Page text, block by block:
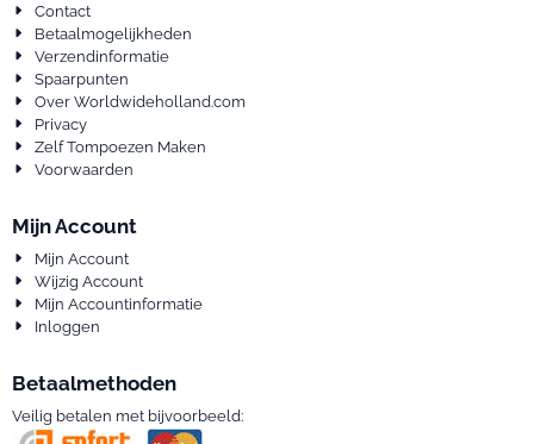
Contact
Betaalmogelijkheden
Verzendinformatie
Spaarpunten
Over Worldwideholland.com
Privacy
Zelf Tompoezen Maken
Voorwaarden
Mijn Account
Mijn Account
Wijzig Account
Mijn Accountinformatie
Inloggen
Betaalmethoden
Veilig betalen met bijvoorbeeld: